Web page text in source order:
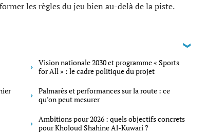
les règles du jeu bien au-delà de la piste.
Vision nationale 2030 et programme « Sports
for All » : le cadre politique du projet
Palmarès et performances sur la route : ce
qu’on peut mesurer
Ambitions pour 2026 : quels objectifs concrets
pour Kholoud Shahine Al-Kuwari ?